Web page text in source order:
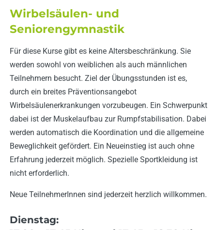
Wirbelsäulen- und
Seniorengymnastik
Für diese Kurse gibt es keine Altersbeschränkung. Sie
werden sowohl von weiblichen als auch männlichen
Teilnehmern besucht. Ziel der Übungsstunden ist es,
durch ein breites Präventionsangebot
Wirbelsäulenerkrankungen vorzubeugen. Ein Schwerpunkt
dabei ist der Muskelaufbau zur Rumpfstabilisation. Dabei
werden automatisch die Koordination und die allgemeine
Beweglichkeit gefördert. Ein Neueinstieg ist auch ohne
Erfahrung jederzeit möglich. Spezielle Sportkleidung ist
nicht erforderlich.
Neue TeilnehmerInnen sind jederzeit herzlich willkommen.
Dienstag: